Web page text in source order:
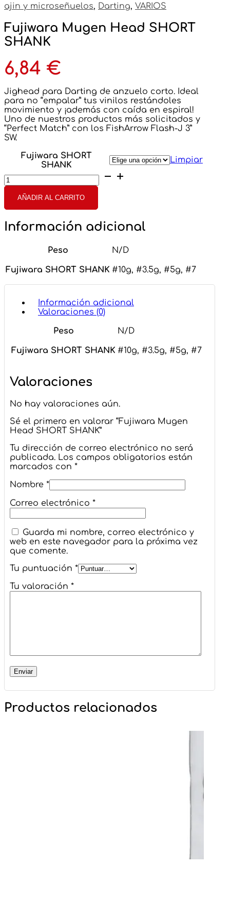
ajin y microseñuelos, Darting, VARIOS
Fujiwara Mugen Head SHORT
SHANK
6,84 €
Jighead para Darting de anzuelo corto. Ideal
para no “empalar” tus vinilos restándoles
movimiento y ¡además con caída en espiral!
Uno de nuestros productos más solicitados y
“Perfect Match” con los FishArrow Flash-J 3”
SW.
Fujiwara SHORT
SHANK
Limpiar
Fujiwara
Mugen
Head
SHORT
SHANK
cantidad
AÑADIR AL CARRITO
Información adicional
Peso N/D
Fujiwara SHORT SHANK #10g, #3.5g, #5g, #7
Información adicional
Valoraciones (0)
Peso N/D
Fujiwara SHORT SHANK #10g, #3.5g, #5g, #7
Valoraciones
No hay valoraciones aún.
Sé el primero en valorar “Fujiwara Mugen
Head SHORT SHANK”
Tu dirección de correo electrónico no será
publicada. Los campos obligatorios están
marcados con *
Nombre *
Correo electrónico *
Guarda mi nombre, correo electrónico y
web en este navegador para la próxima vez
que comente.
Tu puntuación *
Tu valoración *
Productos relacionados